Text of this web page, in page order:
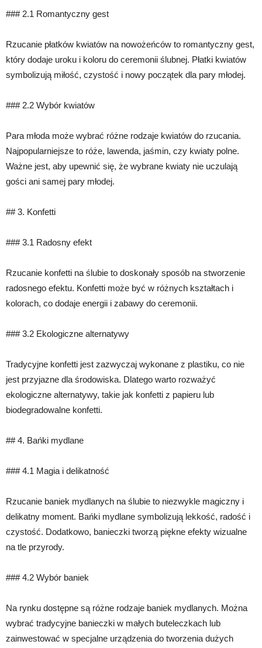
### 2.1 Romantyczny gest
Rzucanie płatków kwiatów na nowożeńców to romantyczny gest,
który dodaje uroku i koloru do ceremonii ślubnej. Płatki kwiatów
symbolizują miłość, czystość i nowy początek dla pary młodej.
### 2.2 Wybór kwiatów
Para młoda może wybrać różne rodzaje kwiatów do rzucania.
Najpopularniejsze to róże, lawenda, jaśmin, czy kwiaty polne.
Ważne jest, aby upewnić się, że wybrane kwiaty nie uczulają
gości ani samej pary młodej.
## 3. Konfetti
### 3.1 Radosny efekt
Rzucanie konfetti na ślubie to doskonały sposób na stworzenie
radosnego efektu. Konfetti może być w różnych kształtach i
kolorach, co dodaje energii i zabawy do ceremonii.
### 3.2 Ekologiczne alternatywy
Tradycyjne konfetti jest zazwyczaj wykonane z plastiku, co nie
jest przyjazne dla środowiska. Dlatego warto rozważyć
ekologiczne alternatywy, takie jak konfetti z papieru lub
biodegradowalne konfetti.
## 4. Bańki mydlane
### 4.1 Magia i delikatność
Rzucanie baniek mydlanych na ślubie to niezwykle magiczny i
delikatny moment. Bańki mydlane symbolizują lekkość, radość i
czystość. Dodatkowo, banieczki tworzą piękne efekty wizualne
na tle przyrody.
### 4.2 Wybór baniek
Na rynku dostępne są różne rodzaje baniek mydlanych. Można
wybrać tradycyjne banieczki w małych buteleczkach lub
zainwestować w specjalne urządzenia do tworzenia dużych